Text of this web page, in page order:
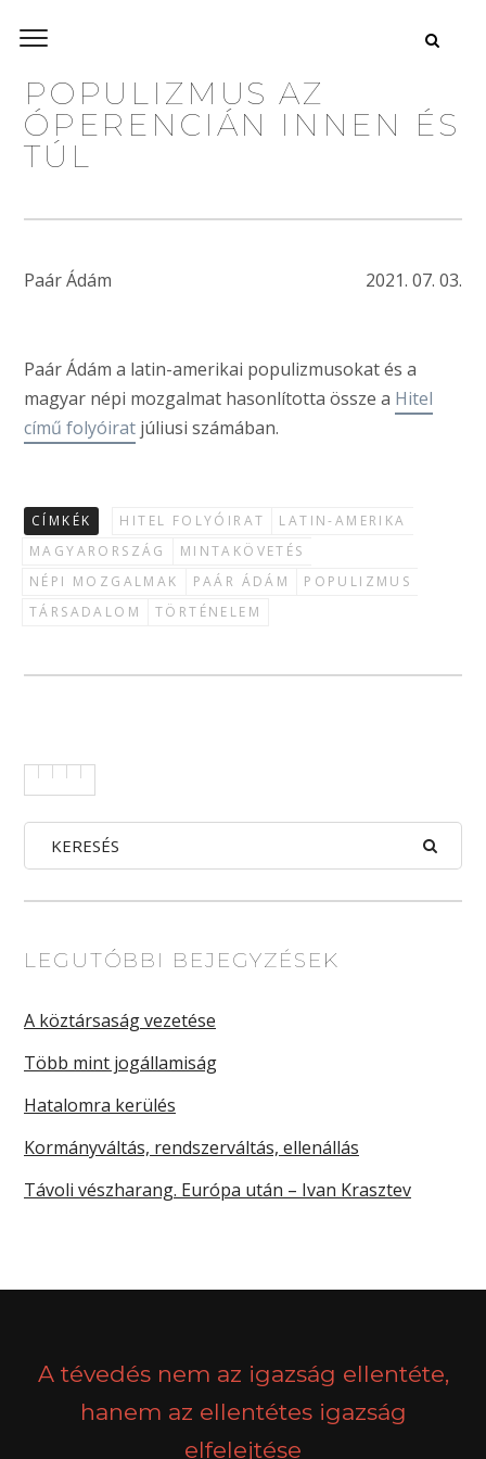
POPULIZMUS AZ
ÓPERENCIÁN INNEN ÉS
TÚL
Paár Ádám 2021. 07. 03.
Paár Ádám a latin-amerikai populizmusokat és a
magyar népi mozgalmat hasonlította össze a Hitel
című folyóirat júliusi számában.
CÍMKÉK HITEL FOLYÓIRAT
LATIN-AMERIKA
MAGYARORSZÁG
MINTAKÖVETÉS
NÉPI MOZGALMAK
PAÁR ÁDÁM
POPULIZMUS
TÁRSADALOM
TÖRTÉNELEM
LEGUTÓBBI BEJEGYZÉSEK
A köztársaság vezetése
Több mint jogállamiság
Hatalomra kerülés
Kormányváltás, rendszerváltás, ellenállás
Távoli vészharang. Európa után – Ivan Krasztev
A tévedés nem az igazság ellentéte,
hanem az ellentétes igazság
elfelejtése